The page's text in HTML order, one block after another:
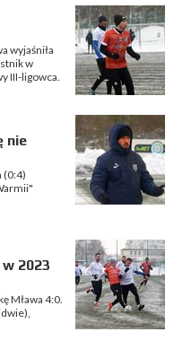
wyjaśniła
w
III-ligowca.
nie
(0:4)
2023
Mława 4:0.